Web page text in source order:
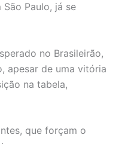
Paulo, já se
no Brasileirão,
apesar de uma vitória
na tabela,
que forçam o